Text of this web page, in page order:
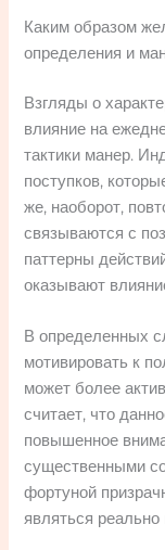
Каким образом
определения и
Взгляды о
влияние на
тактики манер.
поступков,
же, наоборот,
связываются с
паттерны
оказывают
В определенных
мотивировать к
может более
считает, что
повышенное
существенными
фортуной
являться